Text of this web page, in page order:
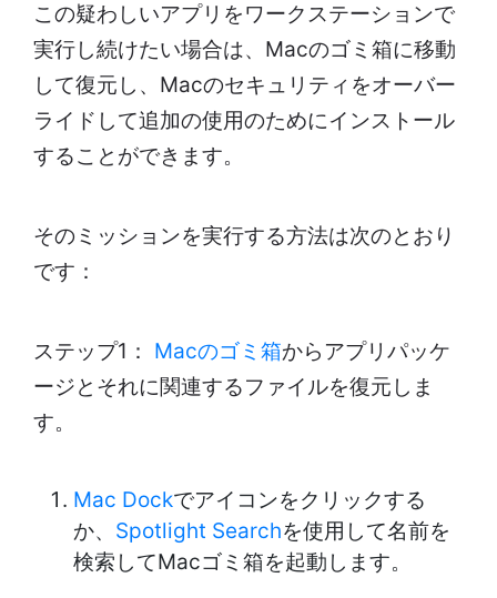
この疑わしいアプリをワークステーションで
実行し続けたい場合は、Macのゴミ箱に移動
して復元し、Macのセキュリティをオーバー
ライドして追加の使用のためにインストール
することができます。
そのミッションを実行する方法は次のとおり
です：
ステップ1： Macのゴミ箱からアプリパッケ
ージとそれに関連するファイルを復元しま
す。
Mac Dockでアイコンをクリックする
か、 Spotlight Searchを使用して名前を
検索してMacゴミ箱を起動します。